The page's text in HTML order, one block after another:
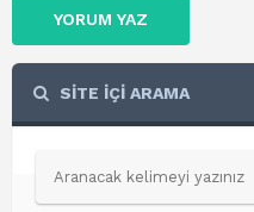
YORUM YAZ
SİTE İÇİ ARAMA